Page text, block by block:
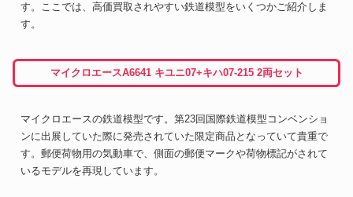
す。ここでは、高価買取されやすい鉄道模型をいくつかご紹介しま
す。
マイクロエースA6641 キユニ07+キハ07-215 2両セット
マイクロエースの鉄道模型です。第23回国際鉄道模型コンベンショ
ンに出展していた際に発売されていた限定商品となっていて貴重で
す。郵便荷物用の気動車で、側面の郵便マークや荷物標記がされて
いるモデルを再現しています。